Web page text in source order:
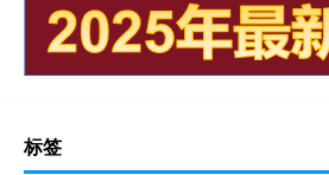
标签